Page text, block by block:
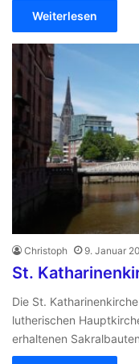
Weiterlesen
Christoph 9. Januar
St.
Die St.
lutherischen
erhaltenen